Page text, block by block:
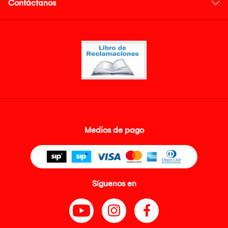
Contáctanos
Medios de pago
Síguenos en